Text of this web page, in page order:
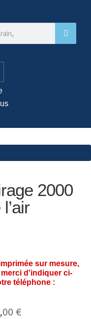
2000
sur mesure,
d'indiquer ci-
téléphone :
€